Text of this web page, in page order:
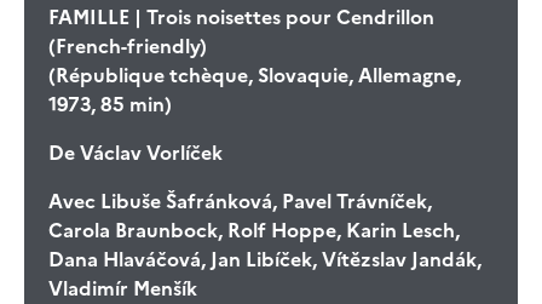
FAMILLE | Trois noisettes pour Cendrillon
(French-friendly)
(République tchèque, Slovaquie, Allemagne,
1973, 85 min)
DeVáclav Vorlíček
Avec Libuše Šafránková, Pavel Trávníček,
Carola Braunbock, Rolf Hoppe, Karin Lesch,
Dana Hlaváčová, Jan Libíček, Vítězslav Jandák,
Vladimír Menšík